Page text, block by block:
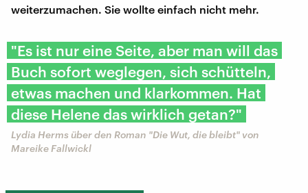
weiterzumachen. Sie wollte einfach nicht mehr.
"Es ist nur eine Seite, aber man will das
Buch sofort weglegen, sich schütteln,
etwas machen und klarkommen. Hat
diese Helene das wirklich getan?"
Lydia Herms über den Roman "Die Wut, die bleibt" von
Mareike Fallwickl